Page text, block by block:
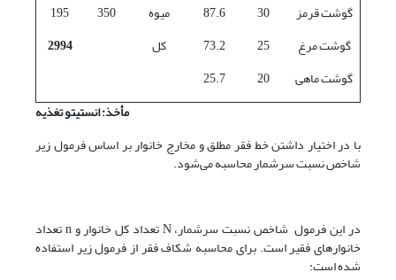
گوشت قرمز
30
87.6 میوه 350
195
گوشت مرغ
25
73.2 کل
2994
گوشت ماهی
20
25.7
مأخذ: انستیتو تغذیه
با در اختیار داشتن خط فقر مطلق و مخارج خانوار بر اساس فرمول زیر
شاخص نسبت سرشمار محاسبه می‌شود.
در این فرمول شاخص نسبت سرشمار، N تعداد کل خانوار و n تعداد
خانوارهای فقیر است. برای محاسبه شکاف فقر از فرمول زیر استفاده
شده است: